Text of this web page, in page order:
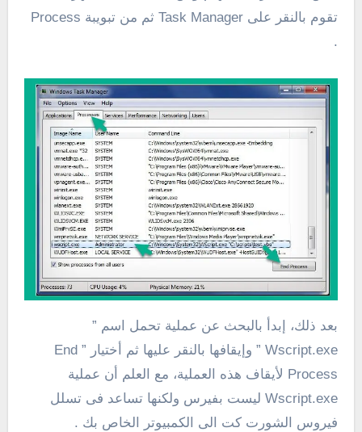
تقوم بالنقر على Task Manager ثم من تبويبة Process
.
بعد ذلك، إبدأ بالبحث عن عملية تحمل اسم ”
Wscript.exe ” وإيقافها بالنقر عليها ثم أختيار ” End
Process لأيقاف هذه العملية، مع العلم أن عملية
Wscript.exe ليست بفيرس ولكنها تساعد فى تسلل
فيروس الشورت كت الى الكمبيوتر الخاص بك .